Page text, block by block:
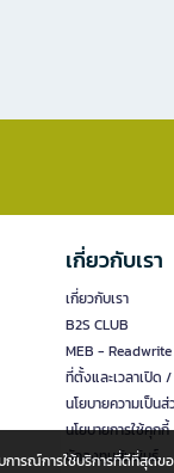
เกี่ยวกับเรา
เกี่ยวกับเรา
B2S CLUB
MEB -
ที่ตั้งและเวลาเปิด
นโยบายความเป็น
นโยบายการใช้คุกกี้
นักลงทุนสัมพันธ์
การณ์การใช้บริการที่ดีที่สุด